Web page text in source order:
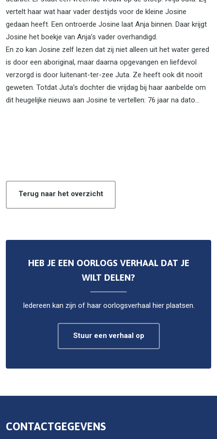
vertelt haar wat haar vader destijds voor de kleine Josine
gedaan heeft. Een ontroerde Josine laat Anja binnen. Daar krijgt
Josine het boekje van Anja’s vader overhandigd.
En zo kan Josine zelf lezen dat zij niet alleen uit het water gered
is door een aboriginal, maar daarna opgevangen en liefdevol
verzorgd is door luitenant-ter-zee Juta. Ze heeft ook dit nooit
geweten. Totdat Juta’s dochter die vrijdag bij haar aanbelde om
dit heugelijke nieuws aan Josine te vertellen: 76 jaar na dato…
Terug naar het overzicht
HEB JE EEN OORLOGS VERHAAL DAT JE
WILT DELEN?
Iedereen kan zijn of haar oorlogsverhaal hier plaatsen.
Stuur een verhaal op
CONTACTGEGEVENS